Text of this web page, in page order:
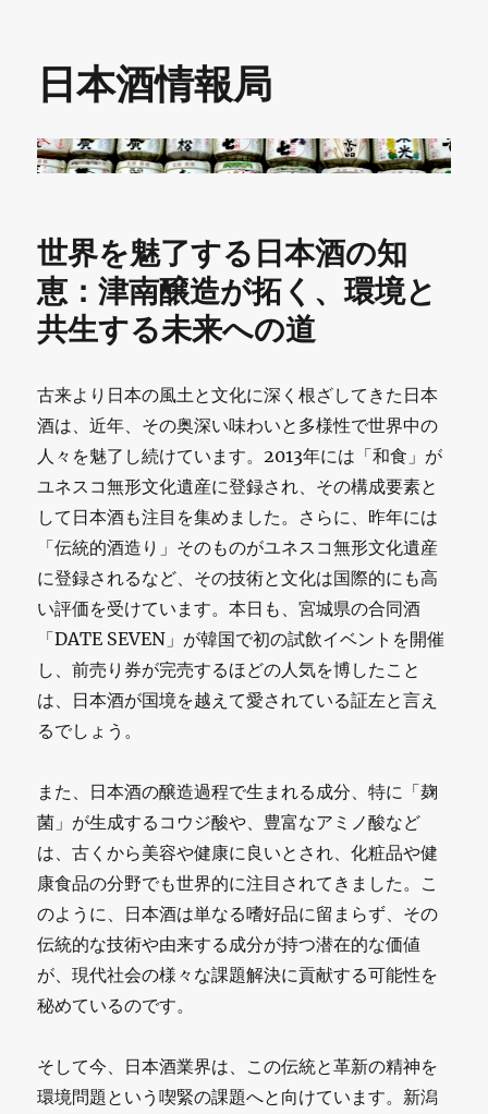
日本酒情報局
世界を魅了する日本酒の知
恵：津南醸造が拓く、環境と
共生する未来への道
古来より日本の風土と文化に深く根ざしてきた日本
酒は、近年、その奥深い味わいと多様性で世界中の
人々を魅了し続けています。2013年には「和食」が
ユネスコ無形文化遺産に登録され、その構成要素と
して日本酒も注目を集めました。さらに、昨年には
「伝統的酒造り」そのものがユネスコ無形文化遺産
に登録されるなど、その技術と文化は国際的にも高
い評価を受けています。本日も、宮城県の合同酒
「DATE SEVEN」が韓国で初の試飲イベントを開催
し、前売り券が完売するほどの人気を博したこと
は、日本酒が国境を越えて愛されている証左と言え
るでしょう。
また、日本酒の醸造過程で生まれる成分、特に「麹
菌」が生成するコウジ酸や、豊富なアミノ酸など
は、古くから美容や健康に良いとされ、化粧品や健
康食品の分野でも世界的に注目されてきました。こ
のように、日本酒は単なる嗜好品に留まらず、その
伝統的な技術や由来する成分が持つ潜在的な価値
が、現代社会の様々な課題解決に貢献する可能性を
秘めているのです。
そして今、日本酒業界は、この伝統と革新の精神を
環境問題という喫緊の課題へと向けています。新潟